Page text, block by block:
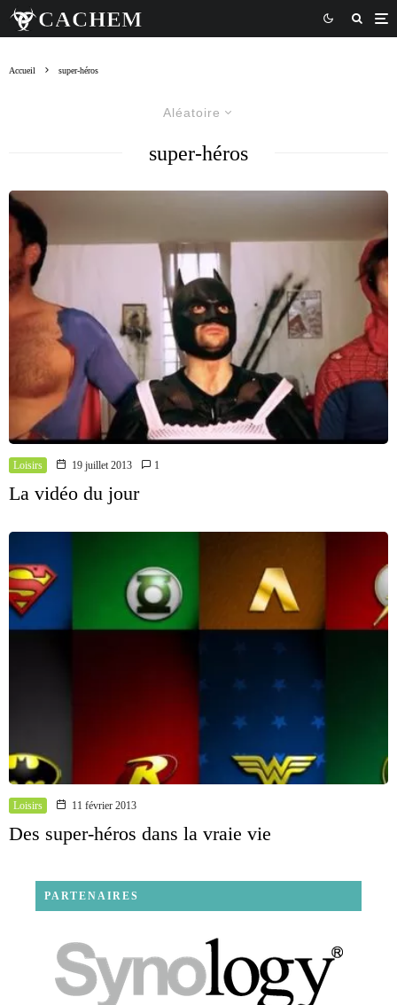
Accueil super-héros
Aléatoire
super-héros
Loisirs 19 juillet 2013 1
La vidéo du jour
Loisirs 11 février 2013
Des super-héros dans la vraie vie
PARTENAIRES